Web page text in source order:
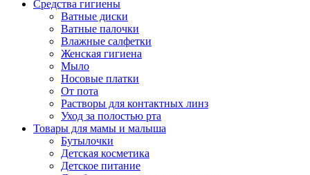
Средства гигиены
Ватные диски
Ватные палочки
Влажные салфетки
Женская гигиена
Мыло
Носовые платки
От пота
Растворы для контактных линз
Уход за полостью рта
Товары для мамы и малыша
Бутылочки
Детская косметика
Детское питание